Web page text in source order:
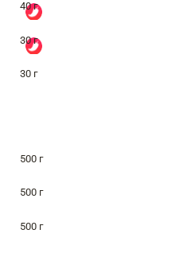
40 г
30 г
30 г
500 г
500 г
500 г